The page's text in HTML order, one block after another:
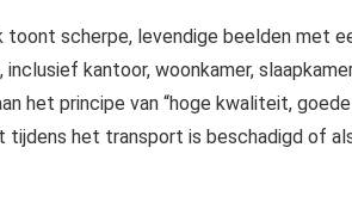
toont scherpe, levendige beelden met
kantoor, woonkamer,
het principe van “hoge kwaliteit,
tijdens het transport is beschadigd of